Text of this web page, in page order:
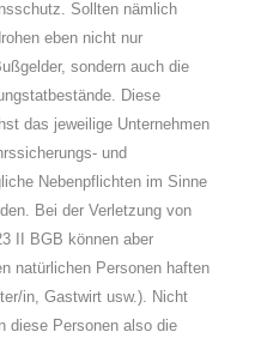
Sollten nämlich
eben nicht nur
sondern auch die
Diese
das jeweilige Unternehmen
und
Nebenpflichten im Sinne
Bei der Verletzung von
II BGB können aber
natürlichen Personen haften
in, Gastwirt usw.). Nicht
diese Personen also die